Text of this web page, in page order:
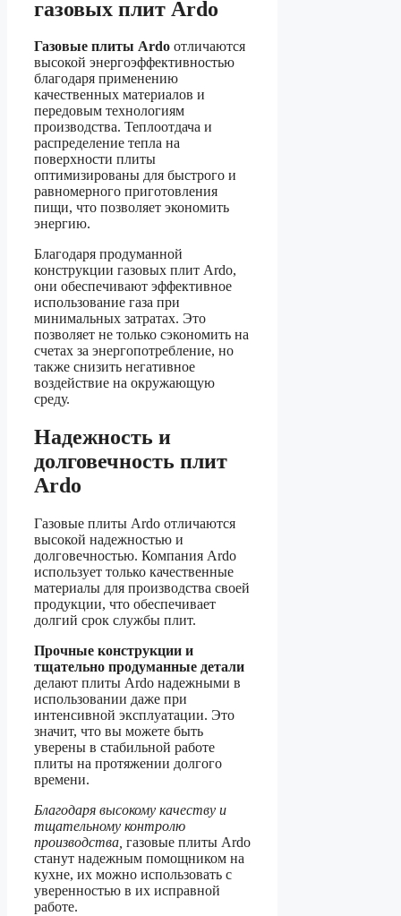
газовых плит Ardo
Газовые плиты Ardo отличаются
высокой энергоэффективностью
благодаря применению
качественных материалов и
передовым технологиям
производства. Теплоотдача и
распределение тепла на
поверхности плиты
оптимизированы для быстрого и
равномерного приготовления
пищи, что позволяет экономить
энергию.
Благодаря продуманной
конструкции газовых плит Ardo,
они обеспечивают эффективное
использование газа при
минимальных затратах. Это
позволяет не только сэкономить на
счетах за энергопотребление, но
также снизить негативное
воздействие на окружающую
среду.
Надежность и
долговечность плит
Ardo
Газовые плиты Ardo отличаются
высокой надежностью и
долговечностью. Компания Ardo
использует только качественные
материалы для производства своей
продукции, что обеспечивает
долгий срок службы плит.
Прочные конструкции и
тщательно продуманные детали
делают плиты Ardo надежными в
использовании даже при
интенсивной эксплуатации. Это
значит, что вы можете быть
уверены в стабильной работе
плиты на протяжении долгого
времени.
Благодаря высокому качеству и
тщательному контролю
производства, газовые плиты Ardo
станут надежным помощником на
кухне, их можно использовать с
уверенностью в их исправной
работе.